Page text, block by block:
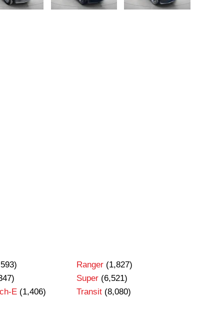
E (1,406)
Ranger(1,827)
Super(6,521)
Transit(8,080)